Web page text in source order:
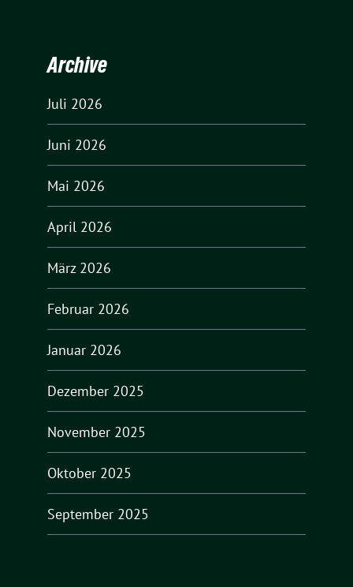
Archive
Juli 2026
Juni 2026
Mai 2026
April 2026
März 2026
Februar 2026
Januar 2026
Dezember 2025
November 2025
Oktober 2025
September 2025